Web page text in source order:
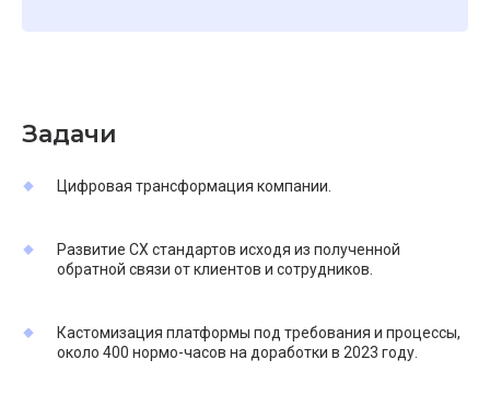
Задачи
Цифровая трансформация компании.
Развитие СХ стандартов исходя из полученной
обратной связи от клиентов и сотрудников.
Кастомизация платформы под требования и процессы,
около 400 нормо-часов на доработки в 2023 году.